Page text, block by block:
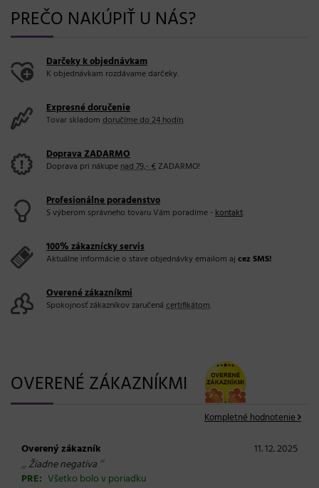
PREČO NAKÚPIŤ U NÁS?
Darčeky k objednávkam
K objednávkam rozdávame darčeky.
Expresné doručenie
Tovar skladom doručíme do 24 hodín.
Doprava ZADARMO
Doprava pri nákupenad 79,- €ZADARMO!
Profesionálne poradenstvo
S výberom správneho tovaru Vám poradíme -kontakt.
100% zákaznícky servis
Aktuálne informácie o stave objednávky emailom aj cez SMS!
Overené zákazníkmi
Spokojnosť zákazníkov zaručená certifikátom.
OVERENÉ ZÁKAZNÍKMI
Kompletné hodnotenie
Overený zákazník 11. 12. 2025
„ Žiadne negativa “
PRE: Všetko bolo v poriadku